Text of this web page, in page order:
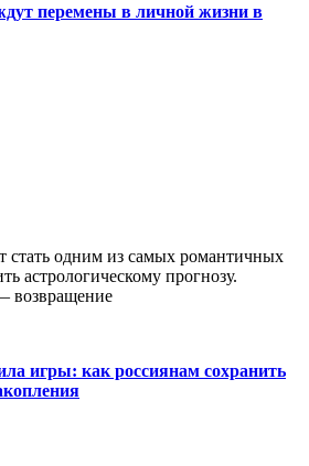
перемены в личной жизни в
стать одним из самых романтичных
астрологическому прогнозу.
возвращение
игры: как россиянам сохранить